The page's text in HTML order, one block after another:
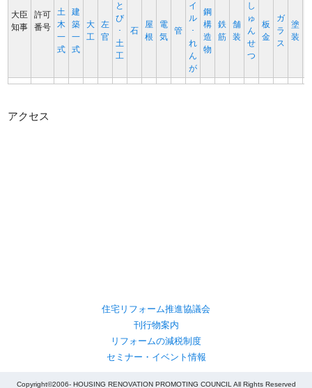
大臣
知事
許可
番号
土
木
一
式
建
築
一
式
大
工
左
官
と
び
･
土
工
石
屋
根
電
気
管
イ
ル
･
れ
ん
が
鋼
構
造
物
鉄
筋
舗
装
し
ゅ
ん
せ
つ
板
金
ガ
ラ
ス
塗
装
アクセス
住宅リフォーム推進協議会
刊行物案内
リフォームの減税制度
セミナー・イベント情報
Copyright©2006- HOUSING RENOVATION PROMOTING COUNCIL All Rights Reserved